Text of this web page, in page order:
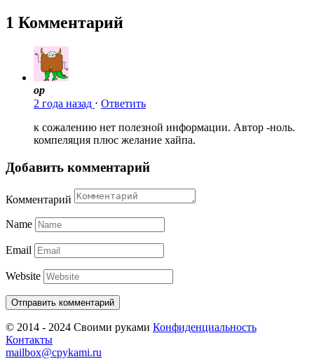
1 Комментарий
ор
2 года назад ⋅ Ответить
к сожалению нет полезной информации. Автор -ноль.
компеляция плюс желание хайпа.
Добавить комментарий
Комментарий
Name
Email
Website
© 2014 - 2024 Своими руками Конфиденциальность
Контакты
mailbox@cpykami.ru